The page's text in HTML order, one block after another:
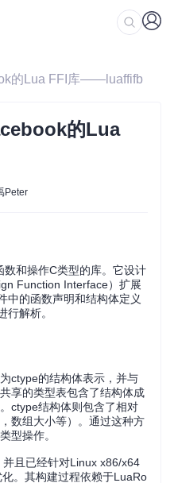
的Lua FFI库——luaffifb
的Lua
Peter
和操作C类型的库。它设计
Function Interface）扩展
中的函数声明和结构体定义
行解析。
ctype的结构体表示，并与
享的类型表包含了结构体成
ctype结构体则包含了相对
数组大小等）。通过这种方
型操作。
且已经针对Linux x86/x64
。其构建过程依赖于LuaRo